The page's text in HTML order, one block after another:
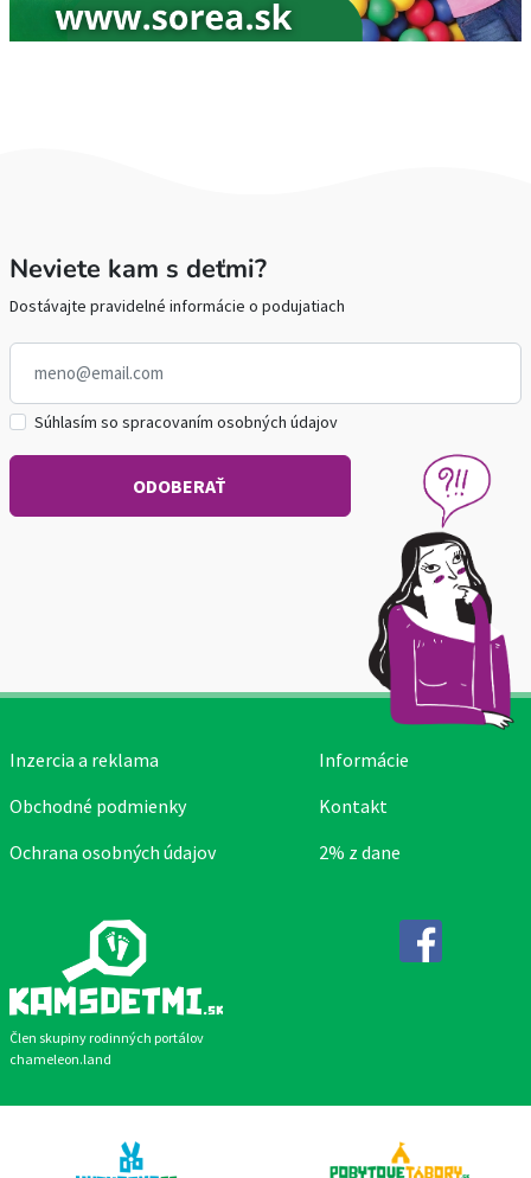
Neviete kam s deťmi?
Dostávajte pravidelné informácie o podujatiach
Súhlasím so spracovaním osobných údajov
Člen skupiny rodinných portálov
chameleon.land
Inzercia a reklama
Obchodné podmienky
Ochrana osobných údajov
Informácie
Kontakt
2% z dane